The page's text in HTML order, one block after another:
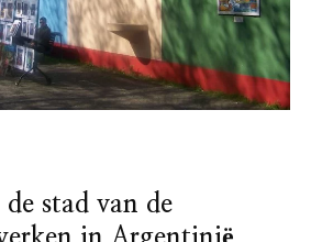
stad van de